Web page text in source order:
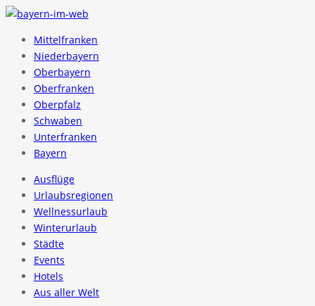
Mittelfranken
Niederbayern
Oberbayern
Oberfranken
Oberpfalz
Schwaben
Unterfranken
Bayern
Ausflüge
Urlaubsregionen
Wellnessurlaub
Winterurlaub
Städte
Events
Hotels
Aus aller Welt